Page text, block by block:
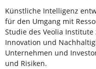
Künstliche Intelligenz
für den Umgang mit
Studie des Veolia
Innovation und
Unternehmen und
und Risiken.